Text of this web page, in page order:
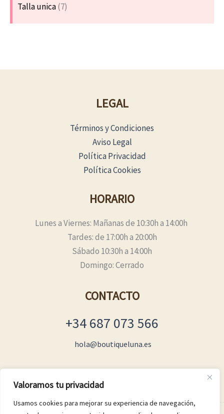
Valoramos tu privacidad
Usamos cookies para mejorar su experiencia de navegación,
Talla unica(7)
LEGAL
Términos y Condiciones
Aviso Legal
Política Privacidad
Política Cookies
HORARIO
Lunes a Viernes: Mañanas de 10:30h a 14:00h
Tardes: de 17:00h a 20:00h
Sábado 10:30h a 14:00h
Domingo: Cerrado
CONTACTO
+34 687 073 566
hola@boutiqueluna.es